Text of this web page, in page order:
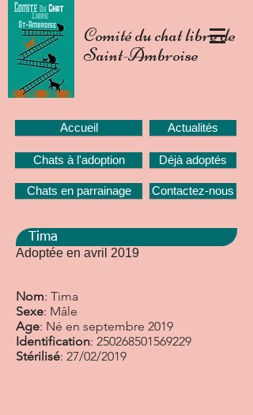
Comité du chat libre de
Saint-Ambroise
Accueil Actualités
Chats à l'adoption
Chats en parrainage
Déjà adoptés
Contactez-nous
Tima
Adoptée en avril 2019
Nom: Tima
Sexe: Mâle
Age: Né en septembre 2019
Identification: 250268501569229
Stérilisé: 27/02/2019